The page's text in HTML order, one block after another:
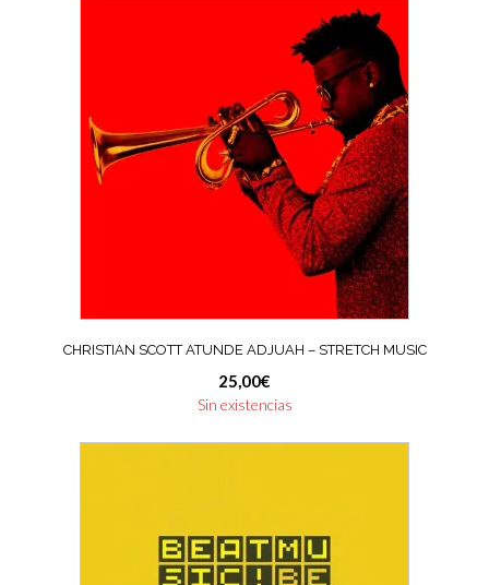
CHRISTIAN SCOTT ATUNDE ADJUAH – STRETCH MUSIC
25,00€
Sin existencias